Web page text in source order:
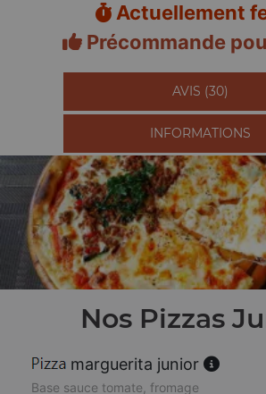
Actuellement
Précommande
AVIS (30)
INFORMATIONS
Nos Pizzas
marguerita junior
Base sauce tomate, fromage